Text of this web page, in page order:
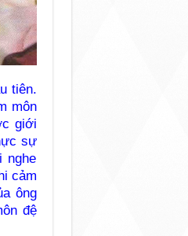
tiên.
môn
giới
sự
nghe
cảm
ông
đệ